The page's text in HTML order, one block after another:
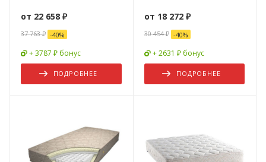
от 22 658 ₽
37 763 ₽ -40%
+ 3787 ₽ бонус
ПОДРОБНЕЕ
от 18 272 ₽
30 454 ₽ -40%
+ 2631 ₽ бонус
ПОДРОБНЕЕ